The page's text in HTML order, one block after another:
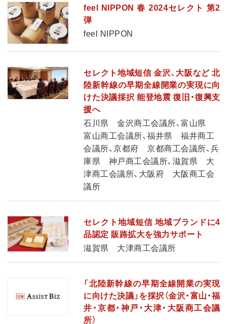
feel NIPPON 春 2024セレクト 第2
弾
feel NIPPON
セレクト地域短信 金沢、大阪など 北
陸新幹線の早期全線開業の実現に向
けた決議採択 能登地震 復旧・復興支
援へ
石川県 金沢商工会議所、富山県
富山商工会議所、福井県 福井商工
会議所、京都府 京都商工会議所、兵
庫県 神戸商工会議所、滋賀県 大
津商工会議所、大阪府 大阪商工会
議所
セレクト地域短信 地域ブランドに4
品認定 販路拡大を強力サポート
滋賀県 大津商工会議所
「北陸新幹線の早期全線開業の実現
に向けた決議」を採択（金沢・富山・福
井・京都・神戸・大津・大阪商工会議
所）